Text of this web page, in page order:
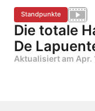
Standpunkte
Die totale
De
Aktualisiert am Apr.